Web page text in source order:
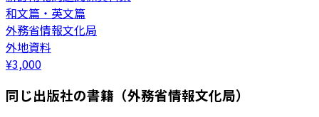
和文篇・英文篇
外務省情報文化局
外地資料
¥3,000
同じ出版社の書籍（外務省情報文化局）